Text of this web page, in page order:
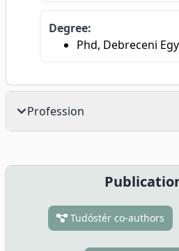
Degree:
Phd, Debreceni
Profession
Tudóstér co-authors